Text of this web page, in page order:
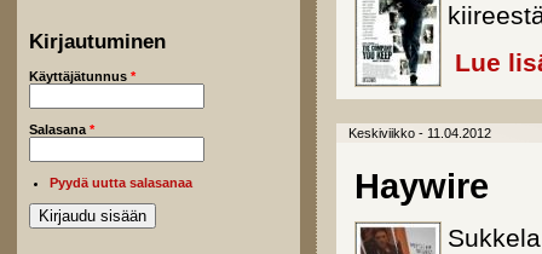
Kirjautuminen
Käyttäjätunnus *
Salasana *
Pyydä uutta salasanaa
Lue
Keskiviikko - 11.04.2012
Haywire